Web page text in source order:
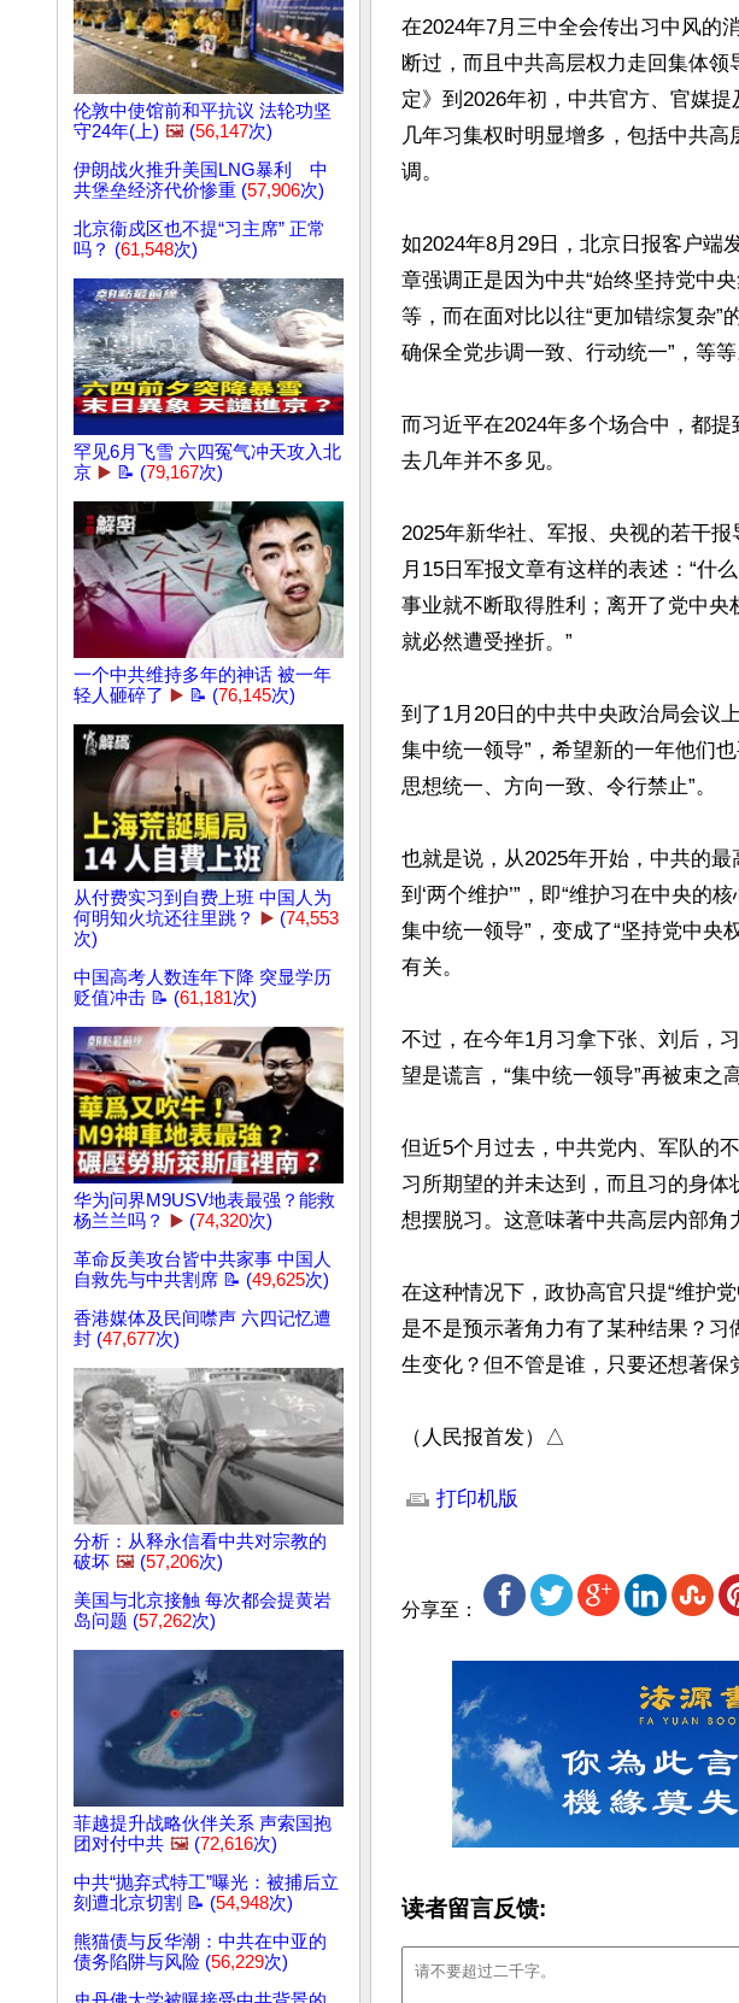
伦敦中使馆前和平抗议 法轮功坚
守24年(上) 🖼️ (56,147次)
伊朗战火推升美国LNG暴利 中
共堡垒经济代价惨重 (57,906次)
北京衞戍区也不提“习主席” 正常
吗？ (61,548次)
罕见6月飞雪 六四冤气冲天攻入北
京 ▶️ 📝 (79,167次)
一个中共维持多年的神话 被一年
轻人砸碎了 ▶️ 📝 (76,145次)
从付费实习到自费上班 中国人为
何明知火坑还往里跳？
▶️ (74,553
次)
中国高考人数连年下降 突显学历
贬值冲击 📝 (61,181次)
华为问界M9USV地表最强？能救
杨兰兰吗？
▶️ (74,320次)
革命反美攻台皆中共家事 中国人
自救先与中共割席 📝 (49,625次)
香港媒体及民间噤声 六四记忆遭
封 (47,677次)
分析：从释永信看中共对宗教的
破坏 🖼️ (57,206次)
美国与北京接触 每次都会提黄岩
岛问题 (57,262次)
菲越提升战略伙伴关系 声索国抱
团对付中共 🖼️ (72,616次)
中共“抛弃式特工”曝光：被捕后立
刻遭北京切割 📝 (54,948次)
熊猫债与反华潮：中共在中亚的
债务陷阱与风险 (56,229次)
在2024年7月三中全会传出习中风的
断过，而且中共高层权力走回集体
定》到2026年初，中共官方、官媒
几年习集权时明显增多，包括中共
调。
如2024年8月29日，北京日报客户端
章强调正是因为中共“始终坚持党中
等，而在面对比以往“更加错综复杂”
确保全党步调一致、行动统一”，等等
而习近平在2024年多个场合中，都
去几年并不多见。
2025年新华社、军报、央视的若干报
月15日军报文章有这样的表述：“什
事业就不断取得胜利；离开了党中
就必然遭受挫折。”
到了1月20日的中共中央政治局会议
集中统一领导”，希望新的一年他们
思想统一、方向一致、令行禁止”。
也就是说，从2025年开始，中共的
到‘两个维护’”，即“维护习在中央的
集中统一领导”，变成了“坚持党中央
有关。
不过，在今年1月习拿下张、刘后，
望是谎言，“集中统一领导”再被束之
但近5个月过去，中共党内、军队的
习所期望的并未达到，而且习的身
想摆脱习。这意味著中共高层内部角
在这种情况下，政协高官只提“维护
是不是预示著角力有了某种结果？
生变化？但不管是谁，只要还想著保
（人民报首发）△
打印机版
分享至：
读者留言反馈: